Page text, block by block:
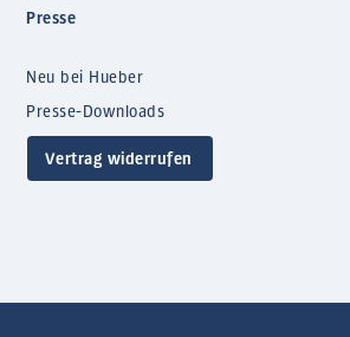
Presse
Neu bei Hueber
Presse-Downloads
Vertrag widerrufen